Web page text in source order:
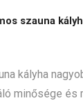
szauna
kályha
minősége és